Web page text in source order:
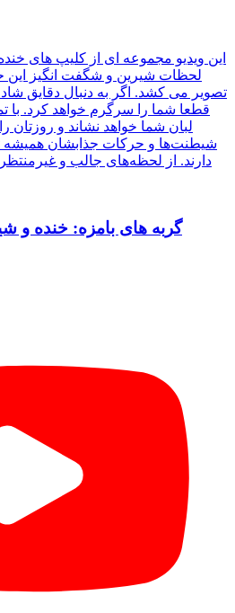
این ویدیو مجموعه ای از کلیپ های
لحظات شیرین و شگفت انگیز این
تصویر می کشد. اگر به دنبال دقایق شاد
قطعا شما را سرگرم خواهد کرد. با
لبان شما خواهد نشاند و روزتان
شیطنت‌ها و حرکات جذابشان همیشه
دارند. از لحظه‌های جالب و
گربه های بامزه: خنده و